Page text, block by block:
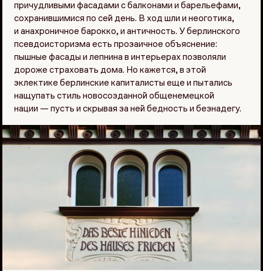
причудливыми фасадами с балконами и барельефами,
сохранившимися по сей день. В ход шли и неоготика,
и анахроничное барокко, и античность. У берлинского
псевдоисторизма есть прозаичное объяснение:
пышные фасады и лепнина в интерьерах позволяли
дороже страховать дома. Но кажется, в этой
эклектике берлинские капиталисты еще и пытались
нащупать стиль новосозданной общенемецкой
нации — пусть и скрывая за ней бедность и безнадегу.